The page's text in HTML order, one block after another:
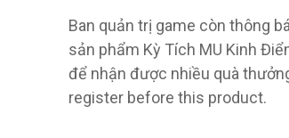
Ban quản trị game còn thông
sản phẩm Kỳ Tích MU Kinh
để nhận được nhiều quà
register before this product.